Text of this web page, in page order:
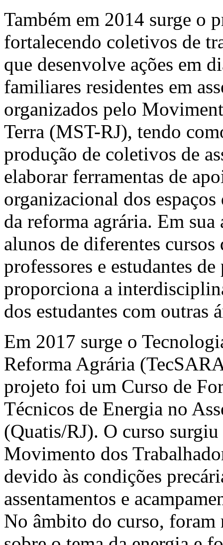
Também em 2014 surge o
fortalecendo coletivos de
que desenvolve ações em
familiares residentes em
organizados pelo
Terra (MST-RJ), tendo
produção de coletivos de
elaborar ferramentas de
organizacional dos
da reforma agrária. Em
alunos de diferentes cursos
professores e estudantes
proporciona a
dos estudantes com outras
Em 2017 surge o
Reforma Agrária
projeto foi um Curso de
Técnicos de Energia no
(Quatis/RJ). O curso
Movimento dos
devido às condições
assentamentos e
No âmbito do curso, foram